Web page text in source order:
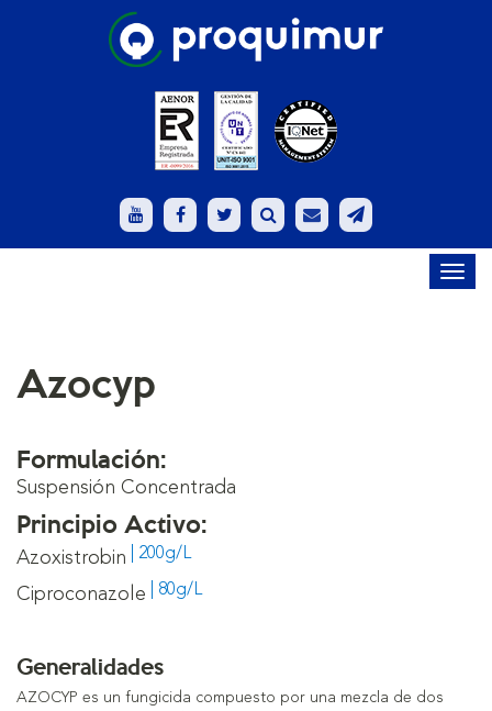
Azocyp
Formulación:
Suspensión Concentrada
Principio Activo:
Azoxistrobin | 200g/L
Ciproconazole | 80g/L
Generalidades
AZOCYP es un fungicida compuesto por una mezcla de dos